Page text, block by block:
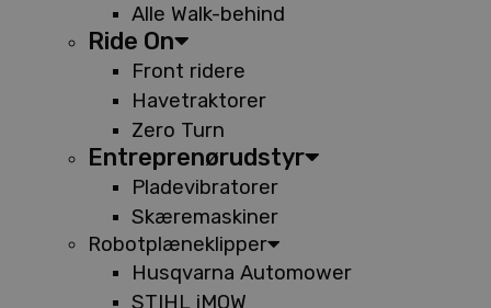
Alle Walk-behind
Ride On
Front ridere
Havetraktorer
Zero Turn
Entreprenørudstyr
Pladevibratorer
Skæremaskiner
Robotplæneklipper
Husqvarna Automower
STIHL iMOW